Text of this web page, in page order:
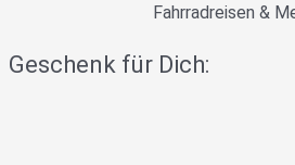
Fahrradreisen &
Geschenk für Dich: